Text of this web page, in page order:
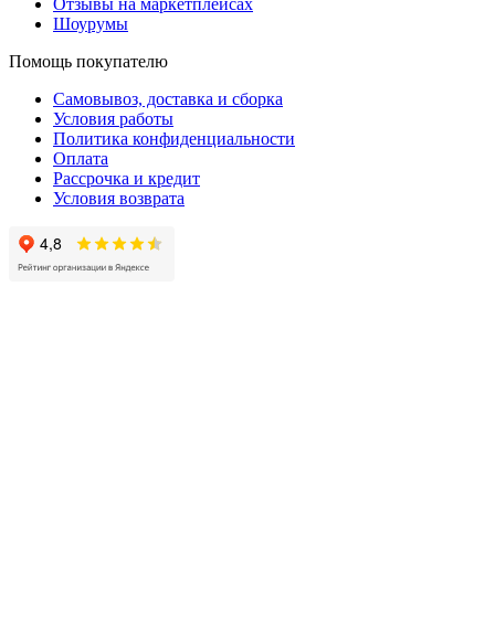
Отзывы на маркетплейсах
Шоурумы
Помощь покупателю
Самовывоз, доставка и сборка
Условия работы
Политика конфиденциальности
Оплата
Рассрочка и кредит
Условия возврата